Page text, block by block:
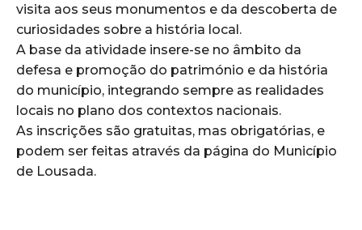
visita aos seus monumentos e da descoberta de
curiosidades sobre a história local.
A base da atividade insere-se no âmbito da
defesa e promoção do património e da história
do município, integrando sempre as realidades
locais no plano dos contextos nacionais.
As inscrições são gratuitas, mas obrigatórias, e
podem ser feitas através da página do Município
de Lousada.